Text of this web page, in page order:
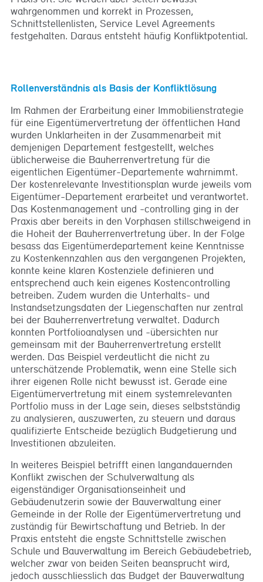
wahrgenommen und korrekt in Prozessen,
Schnittstellenlisten, Service Level Agreements
festgehalten. Daraus entsteht häufig Konfliktpotential.
Rollenverständnis als Basis der Konfliktlösung
Im Rahmen der Erarbeitung einer Immobilienstrategie
für eine Eigentümervertretung der öffentlichen Hand
wurden Unklarheiten in der Zusammenarbeit mit
demjenigen Departement festgestellt, welches
üblicherweise die Bauherrenvertretung für die
eigentlichen Eigentümer-Departemente wahrnimmt.
Der kostenrelevante Investitionsplan wurde jeweils vom
Eigentümer-Departement erarbeitet und verantwortet.
Das Kostenmanagement und -controlling ging in der
Praxis aber bereits in den Vorphasen stillschweigend in
die Hoheit der Bauherrenvertretung über. In der Folge
besass das Eigentümerdepartement keine Kenntnisse
zu Kostenkennzahlen aus den vergangenen Projekten,
konnte keine klaren Kostenziele definieren und
entsprechend auch kein eigenes Kostencontrolling
betreiben. Zudem wurden die Unterhalts- und
Instandsetzungsdaten der Liegenschaften nur zentral
bei der Bauherrenvertretung verwaltet. Dadurch
konnten Portfolioanalysen und -übersichten nur
gemeinsam mit der Bauherrenvertretung erstellt
werden. Das Beispiel verdeutlicht die nicht zu
unterschätzende Problematik, wenn eine Stelle sich
ihrer eigenen Rolle nicht bewusst ist. Gerade eine
Eigentümervertretung mit einem systemrelevanten
Portfolio muss in der Lage sein, dieses selbstständig
zu analysieren, auszuwerten, zu steuern und daraus
qualifizierte Entscheide bezüglich Budgetierung und
Investitionen abzuleiten.
In weiteres Beispiel betrifft einen langandauernden
Konflikt zwischen der Schulverwaltung als
eigenständiger Organisationseinheit und
Gebäudenutzerin sowie der Bauverwaltung einer
Gemeinde in der Rolle der Eigentümervertretung und
zuständig für Bewirtschaftung und Betrieb. In der
Praxis entsteht die engste Schnittstelle zwischen
Schule und Bauverwaltung im Bereich Gebäudebetrieb,
welcher zwar von beiden Seiten beansprucht wird,
jedoch ausschliesslich das Budget der Bauverwaltung